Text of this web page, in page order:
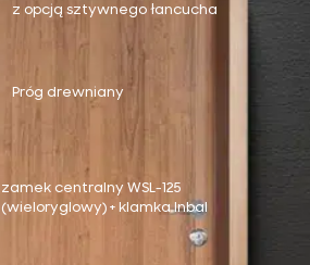
z opcją sztywnego łancucha
Próg drewniany
zamek centralny WSL-125
(wieloryglowy) + klamka Inbal